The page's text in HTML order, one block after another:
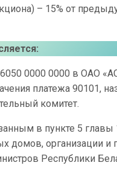
– 15% от
0000 0000 в ОАО
платежа 90101,
комитет.
в пункте 5
домов, организации и
Республики